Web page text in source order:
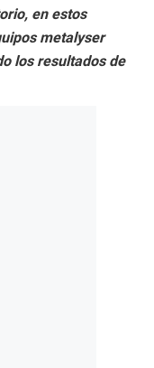
en estos
metalyser
los resultados de